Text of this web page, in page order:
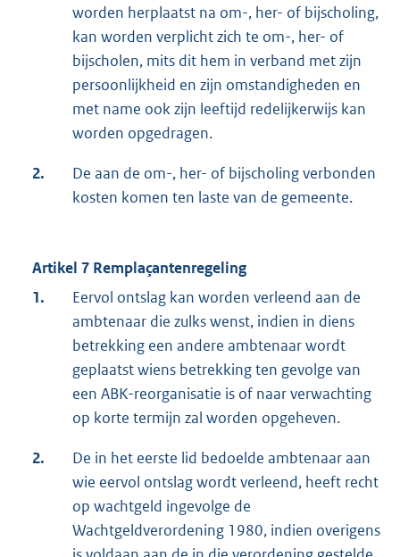
worden herplaatst na om-, her- of bijscholing,
kan worden verplicht zich te om-, her- of
bijscholen, mits dit hem in verband met zijn
persoonlijkheid en zijn omstandigheden en
met name ook zijn leeftijd redelijkerwijs kan
worden opgedragen.
2.
De aan de om-, her- of bijscholing verbonden
kosten komen ten laste van de gemeente.
Artikel 7 Remplaçantenregeling
1.
Eervol ontslag kan worden verleend aan de
ambtenaar die zulks wenst, indien in diens
betrekking een andere ambtenaar wordt
geplaatst wiens betrekking ten gevolge van
een ABK-reorganisatie is of naar verwachting
op korte termijn zal worden opgeheven.
2.
De in het eerste lid bedoelde ambtenaar aan
wie eervol ontslag wordt verleend, heeft recht
op wachtgeld ingevolge de
Wachtgeldverordening 1980, indien overigens